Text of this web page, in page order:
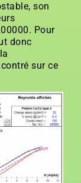
son
Pour
donc
sur ce